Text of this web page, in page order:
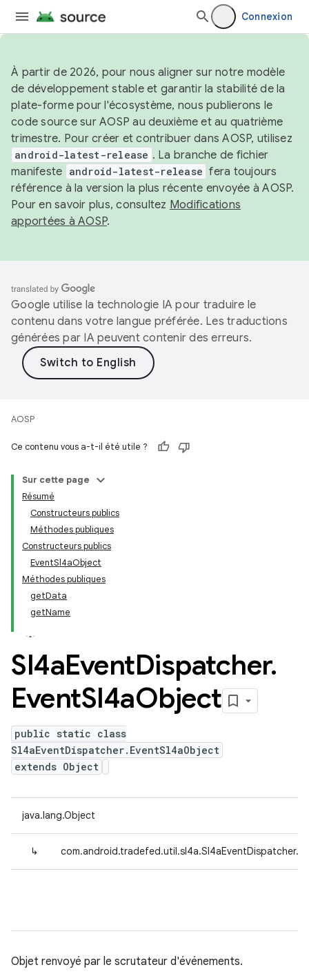
Connexion
À partir de 2026, pour nous aligner sur notre modèle
de développement stable et garantir la stabilité de la
plate-forme pour l'écosystème, nous publierons le
code source sur AOSP au deuxième et au quatrième
trimestre. Pour créer et contribuer dans AOSP, utilisez
android-latest-release . La branche de fichier
manifeste android-latest-release fera toujours
référence à la version la plus récente envoyée à AOSP.
Pour en savoir plus, consultez Modifications
apportées à AOSP.
Google utilise la technologie IA pour traduire le
contenu dans votre langue préférée. Les traductions
générées par IA peuvent contenir des erreurs.
AOSP
Ce contenu vous a-t-il été utile ?
Sur cette page
Résumé
Constructeurs publics
Méthodes publiques
Constructeurs publics
EventSl4aObject
Méthodes publiques
getData
getName
Sl4aEventDispatcher.
EventSl4aObject
public static class
Sl4aEventDispatcher.EventSl4aObject
extends Object
java.lang.Object
↳
Objet renvoyé par le scrutateur d'événements.